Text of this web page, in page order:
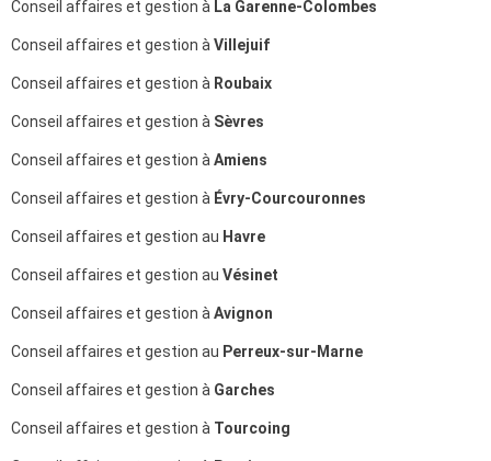
Conseil affaires et gestion à La Garenne-Colombes
Conseil affaires et gestion à Villejuif
Conseil affaires et gestion à Roubaix
Conseil affaires et gestion à Sèvres
Conseil affaires et gestion à Amiens
Conseil affaires et gestion à Évry-Courcouronnes
Conseil affaires et gestion au Havre
Conseil affaires et gestion au Vésinet
Conseil affaires et gestion à Avignon
Conseil affaires et gestion au Perreux-sur-Marne
Conseil affaires et gestion à Garches
Conseil affaires et gestion à Tourcoing